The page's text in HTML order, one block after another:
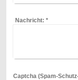
Nachricht: *